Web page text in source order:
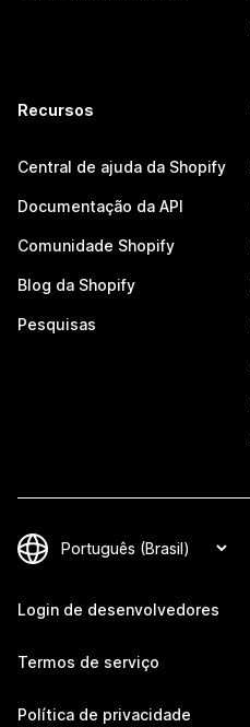
Recursos
Central de ajuda da Shopify
Documentação da API
Comunidade Shopify
Blog da Shopify
Pesquisas
Login de desenvolvedores
Termos de serviço
Política de privacidade